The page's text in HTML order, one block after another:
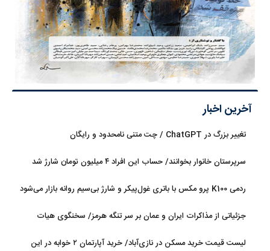
آخرین اخبار
تغییر بزرگ در ChatGPT / چت متنی نامحدود و رایگان
سرپرستان خانوار بخوانند/ حساب این افراد ۴ میلیون تومان شارژ شد
ردمی K100 پرو مکس با باتری غول‌پیکر و شارژ بی‌سیم روانه بازار می‌شود
جزئیاتی از مذاکرات ایران و عمان بر سر تنگه هرمز/ سخنگوی هیات
رئیسه مجلس: بیانیه‌ای شامل تصحیح مسیر تردد دریایی در تنگه، در
لیست قیمت خرید مسکن در نازی‌آباد/ خرید آپارتمان ۲ خوابه در این